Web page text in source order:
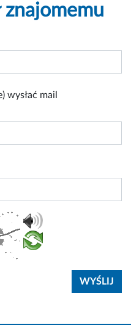
znajomemu
wysłać mail